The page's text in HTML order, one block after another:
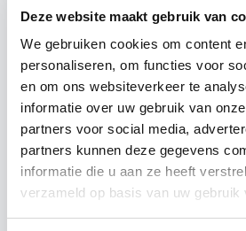
Deze website maakt gebruik van
We gebruiken cookies om content
personaliseren, om functies voor
en om ons websiteverkeer te
informatie over uw gebruik van
partners voor social media,
partners kunnen deze gegevens
informatie die u aan ze heeft
verzameld op basis van uw gebruik
Omschrijving
Product
Veelgestelde